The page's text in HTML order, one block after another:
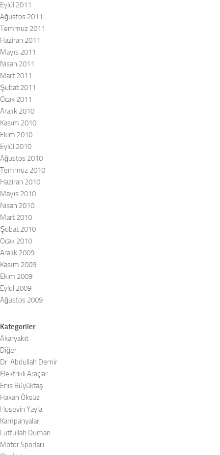
Eylül 2011
Ağustos 2011
Temmuz 2011
Haziran 2011
Mayıs 2011
Nisan 2011
Mart 2011
Şubat 2011
Ocak 2011
Aralık 2010
Kasım 2010
Ekim 2010
Eylül 2010
Ağustos 2010
Temmuz 2010
Haziran 2010
Mayıs 2010
Nisan 2010
Mart 2010
Şubat 2010
Ocak 2010
Aralık 2009
Kasım 2009
Ekim 2009
Eylül 2009
Ağustos 2009
Kategoriler
Akaryakıt
Diğer
Dr. Abdullah Demir
Elektrikli Araçlar
Enis Büyüktaş
Hakan Öksüz
Hüseyin Yayla
Kampanyalar
Lutfullah Duman
Motor Sporları